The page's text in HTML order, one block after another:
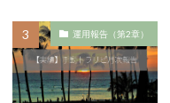
運用報告（第2章）